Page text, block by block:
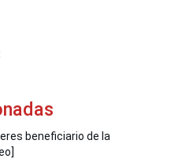
beneficiario de la